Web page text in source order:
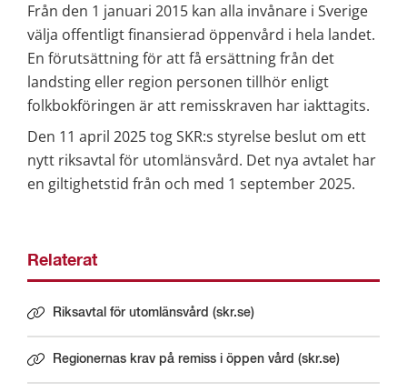
Från den 1 januari 2015 kan alla invånare i Sverige
välja offentligt finansierad öppenvård i hela landet.
En förutsättning för att få ersättning från det
landsting eller region personen tillhör enligt
folkbokföringen är att remisskraven har iakttagits.
Den 11 april 2025 tog SKR:s styrelse beslut om ett
nytt riksavtal för utomlänsvård. Det nya avtalet har
en giltighetstid från och med 1 september 2025.
Relaterat
Riksavtal för utomlänsvård (skr.se)
Länk till annan webbplats.
Regionernas krav på remiss i öppen vård (skr.se)
Länk till annan webbplats.